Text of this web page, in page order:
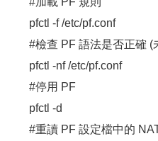
pfctl -f /etc/pf.conf
#檢查 PF 語法是否正確 (
pfctl -nf /etc/pf.conf
#停用 PF
pfctl -d
#重讀 PF 設定檔中的